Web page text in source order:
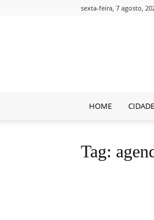
sexta-feira, 7 agosto,
HOME CIDADE
Tag: